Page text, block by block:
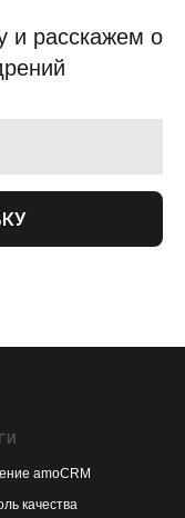
и расскажем о
amoCRM
качества